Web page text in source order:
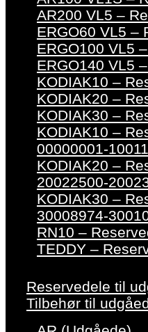
AR200 VL5 –
ERGO60 VL5 –
ERGO100 VL5
ERGO140 VL5
KODIAK10 –
KODIAK20 –
KODIAK30 –
KODIAK10 –
00000001-
KODIAK20 –
20022500-
KODIAK30 –
30008974-
RN10 –
TEDDY –
Reservedele til
Tilbehør til